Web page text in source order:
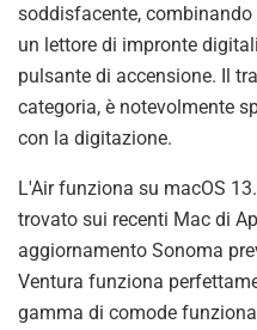
soddisfacente,
un lettore di impronte
pulsante di accensione. Il
categoria, è notevolmente
con la digitazione.
L'Air funziona su macOS
trovato sui recenti Mac di
aggiornamento Sonoma
Ventura funziona
gamma di comode